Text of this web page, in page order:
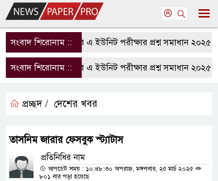
সংবাদ শিরোনাম ::রাবি এ ইউনিট পরীক্ষার প্রশ্ন সমাধান ২০২৫ |
সংবাদ শিরোনাম ::রাবি এ ইউনিট পরীক্ষার প্রশ্ন সমাধান ২০২৫ |
প্রচ্ছদ / দেশের খবর
তাসনিম জারার ফেসবুক স্ট্যাটাস
প্রতিনিধির নাম
আপডেট সময় : ১০:৪৮:৩০ অপরাহ্ন, মঙ্গলবার, ২৫ মার্চ ২০২৫
৮০১ বার পড়া হয়েছে